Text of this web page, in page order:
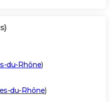
du-Rhône)
du-Rhône)